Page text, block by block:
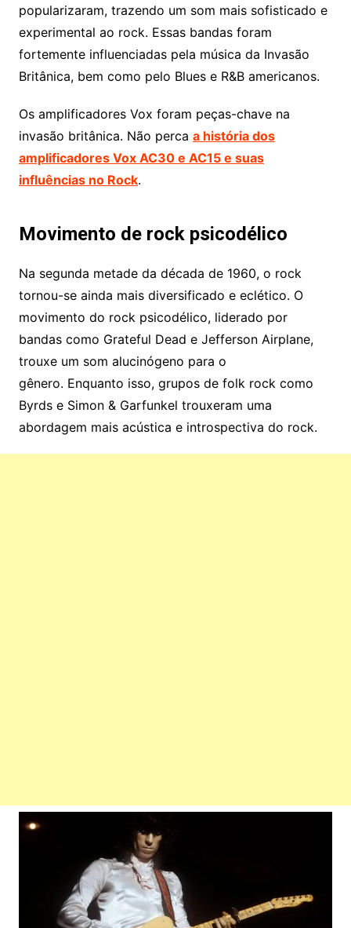
popularizaram, trazendo um som mais sofisticado e
experimental ao rock. Essas bandas foram
fortemente influenciadas pela música da Invasão
Britânica, bem como pelo Blues e R&B americanos.
Os amplificadores Vox foram peças-chave na
invasão britânica. Não perca a história dos
amplificadores Vox AC30 e AC15 e suas
influências no Rock.
Movimento de rock psicodélico
Na segunda metade da década de 1960, o rock
tornou-se ainda mais diversificado e eclético. O
movimento do rock psicodélico, liderado por
bandas como Grateful Dead e Jefferson Airplane,
trouxe um som alucinógeno para o
gênero. Enquanto isso, grupos de folk rock como
Byrds e Simon & Garfunkel trouxeram uma
abordagem mais acústica e introspectiva do rock.